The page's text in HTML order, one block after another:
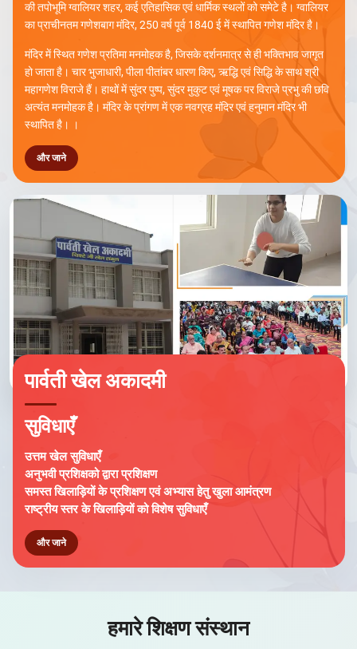
की तपोभूमि ग्वालियर शहर, कई एतिहासिक एवं धार्मिक स्थलों को समेटे है। ग्वालियर
का प्राचीनतम गणेशबाग मंदिर, 250 वर्ष पूर्व 1840 ई में स्थापित गणेश मंदिर है।
मंदिर में स्थित गणेश प्रतिमा मनमोहक है, जिसके दर्शनमात्र से ही भक्तिभाव जागृत
हो जाता है। चार भुजाधारी, पीला पीतांबर धारण किए, ऋद्धि एवं सिद्धि के साथ श्री
महागणेश विराजे हैं। हाथों में सुंदर पुष्प, सुंदर मुकुट एवं मूषक पर विराजे प्रभु की छवि
अत्यंत मनमोहक है। मंदिर के प्रांगण में एक नवग्रह मंदिर एवं हनुमान मंदिर भी
स्थापित है। ।
और जाने
पार्वती खेल अकादमी
सुविधाएँ
उत्तम खेल सुविधाएँ
अनुभवी प्रशिक्षको द्वारा प्रशिक्षण
समस्त खिलाड़ियों के प्रशिक्षण एवं अभ्यास हेतु खुला आमंत्रण
राष्ट्रीय स्तर के खिलाड़ियों को विशेष सुविधाएँ
और जाने
हमारे शिक्षण संस्थान